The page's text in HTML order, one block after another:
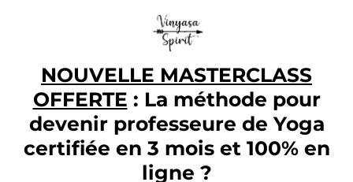
NOUVELLE MASTERCLASS
OFFERTE : La méthode pour
devenir professeure de Yoga
certifiée en 3 mois et 100% en
ligne ?